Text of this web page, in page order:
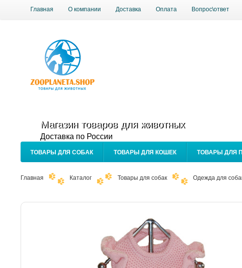
Главная О компании Доставка Оплата Вопрос\ответ
Магазин товаров для животных
Доставка по России
ТОВАРЫ ДЛЯ СОБАК ТОВАРЫ ДЛЯ КОШЕК ТОВАРЫ ДЛЯ
Главная Каталог Товары для собак Одежда для